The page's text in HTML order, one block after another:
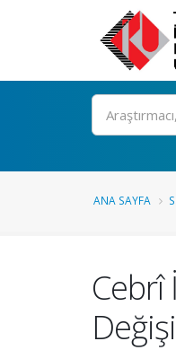
Ara
ANA SAYFA
Cebrî